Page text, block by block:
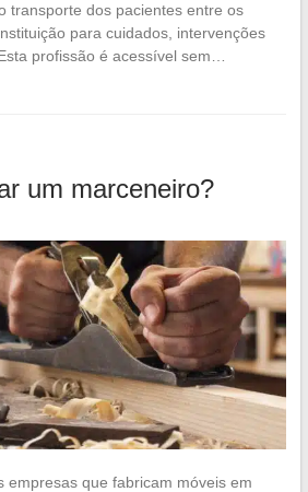
transporte dos pacientes entre os
para cuidados, intervenções
profissão é acessível sem…
um marceneiro?
empresas que fabricam móveis em